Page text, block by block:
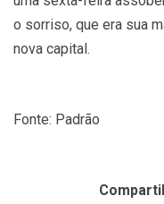
o sorriso, que era sua
nova capital.
Fonte: Padrão